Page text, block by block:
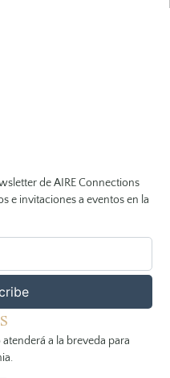
de AIRE Connections
e invitaciones a eventos en la
a la breveda para